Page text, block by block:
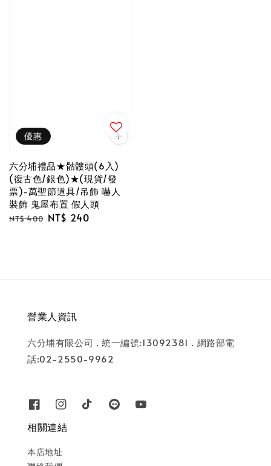
優惠
六分埔禮品★骷髏頭(6入)
(復古色/銀色)★(現貨/發
票)-萬聖節道具/吊飾 嚇人
裝飾 鬼屋布置 假人頭
Regular
NT$ 400 Sale
NT$ 240
營業人資訊
六分埔有限公司 . 統一編號:13092381 . 網路部電
話:02-2550-9962
相關連結
本店地址